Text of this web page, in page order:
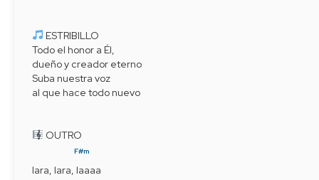
ESTRIBILLO
Todo el honor a Él,
dueño y creador eterno
Suba nuestra voz
al que hace todo nuevo
OUTRO
F#m
lara, lara, laaaa